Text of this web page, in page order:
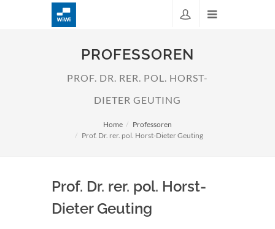
PROFESSOREN
PROF. DR. RER. POL. HORST-
DIETER GEUTING
Home
Professoren
Prof. Dr. rer. pol. Horst-Dieter Geuting
Prof. Dr. rer. pol. Horst-
Dieter Geuting